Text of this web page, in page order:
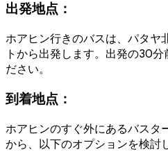
出発地点：
ホアヒン行きのバスは、パタヤ
トから出発します。出発の30
ださい。
到着地点：
ホアヒンのすぐ外にあるバスタ
から、以下のオプションを検討